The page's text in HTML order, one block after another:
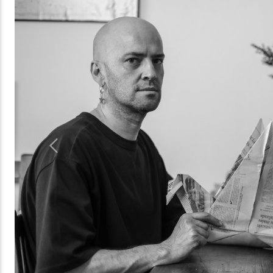
Previous